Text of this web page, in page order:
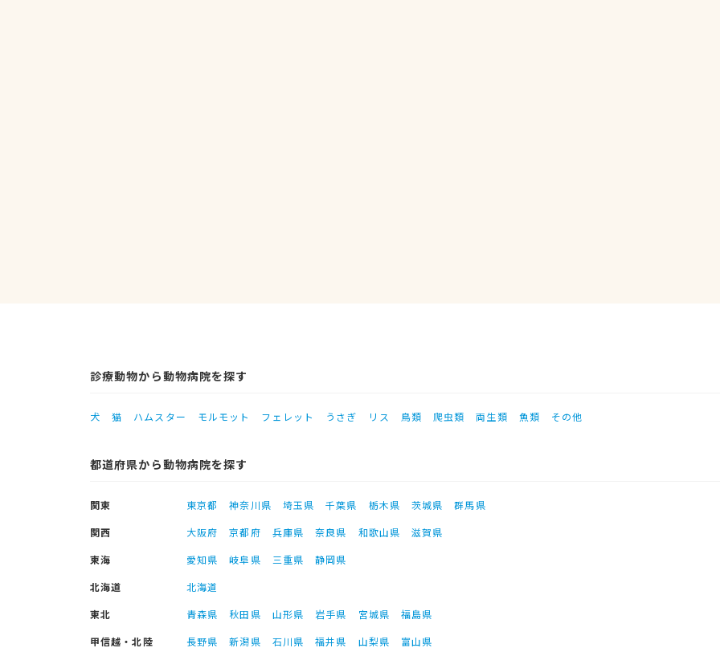
診療動物から動物病院を探す
犬 猫 ハムスター モルモット フェレット うさぎ リス 鳥類 爬虫類 両生類 魚類 その他
都道府県から動物病院を探す
関東 東京都 神奈川県 埼玉県 千葉県 栃木県 茨城県
群馬県
関西
大阪府 京都府 兵庫県 奈良県 和歌山県
滋賀県
東海
愛知県 岐阜県 三重県
静岡県
北海道
北海道
東北
青森県 秋田県 山形県 岩手県 宮城県
福島県
甲信越・北陸
長野県 新潟県 石川県 福井県 山梨県
富山県